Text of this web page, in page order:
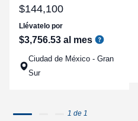
$144,100
Llévatelo por
$3,756.53 al mes
Ciudad de México - Gran
Sur
1 de 1